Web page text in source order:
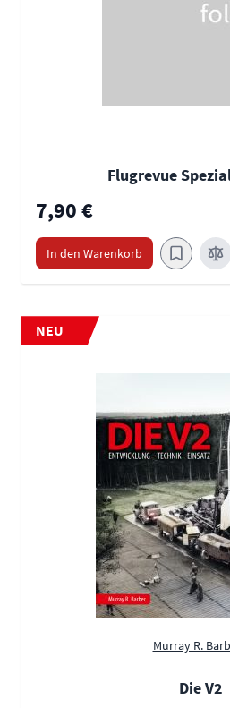
Flugrevue
7,90 €
In den Warenkorb
NEU
Murray R.
Die V2